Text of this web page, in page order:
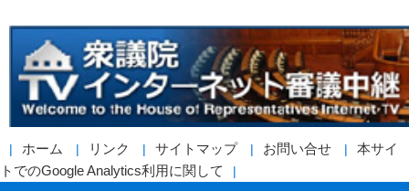
ホーム リンク サイトマップ お問い合せ
本サイ
トでのGoogle Analytics利用に関して